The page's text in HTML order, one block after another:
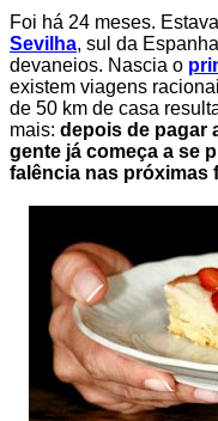
Foi há 24 meses.
Sevilha, sul da
devaneios. Nascia o
existem viagens
de 50 km de casa
mais: depois de pagar
gente já começa a se
falência nas próximas